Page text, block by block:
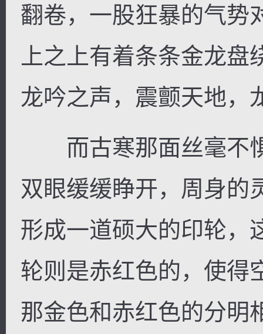
翻卷，一股狂暴的气势
上之上有着条条金龙
龙吟之声，震颤天地，
而古寒那面丝毫不
双眼缓缓睁开，周身的
形成一道硕大的印轮，
轮则是赤红色的，使得
那金色和赤红色的分明